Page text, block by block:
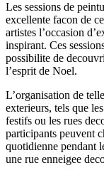
Les sessions de
excellente facon de
artistes l’occasion
inspirant. Ces
possibilite de
l’esprit de Noel.
L’organisation de
exterieurs, tels que
festifs ou les rues
participants peuvent
quotidienne pendant
une rue enneigee